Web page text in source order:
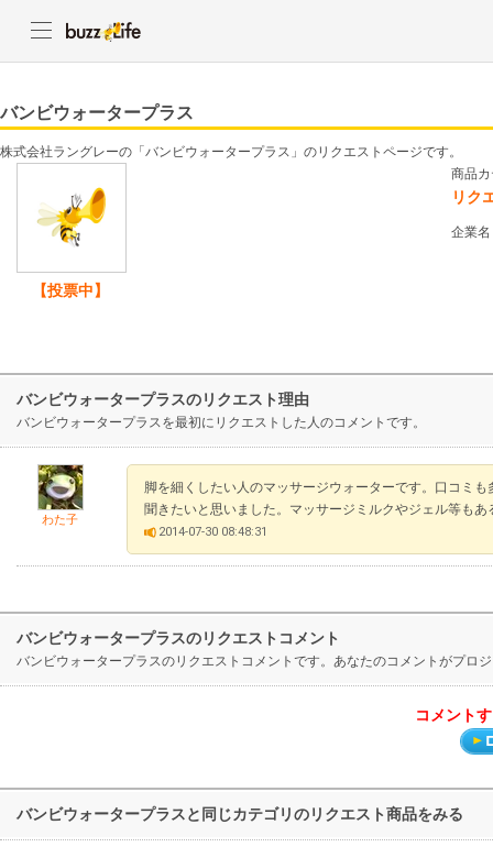
バンビウォータープラス
株式会社ラングレーの「バンビウォータープラス」のリクエストページです。
【投票中】
商品
リク
企業
バンビウォータープラスのリクエスト理由
バンビウォータープラスを最初にリクエストした人のコメントです。
わた子
脚を細くしたい人のマッサージウォーターです。口コミ
聞きたいと思いました。マッサージミルクやジェル等も
2014-07-30 08:48:31
バンビウォータープラスのリクエストコメント
バンビウォータープラスのリクエストコメントです。あなたのコメントがプロ
コメント
バンビウォータープラスと同じカテゴリのリクエスト商品をみる